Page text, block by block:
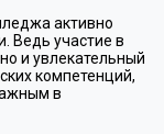
активно
Ведь участие в
и увлекательный
компетенций,
в